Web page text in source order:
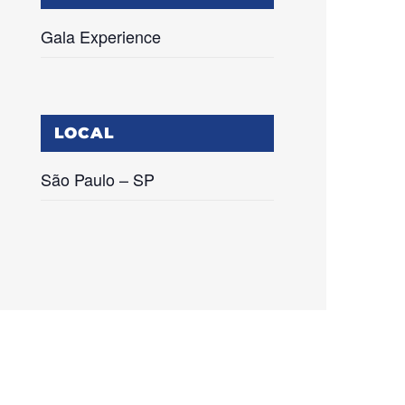
Gala Experience
LOCAL
São Paulo – SP